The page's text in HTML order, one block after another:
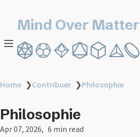
Mind Over Matter
Home ❯Contribuer ❯Philosophie
Philosophie
Apr 07, 2026 6 min read